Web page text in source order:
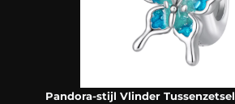
Pandora-stijl Vlinder Tussenzetsel